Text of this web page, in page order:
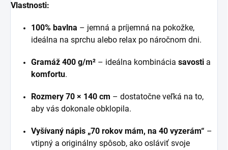
Vlastnosti:
100% bavlna – jemná a príjemná na pokožke,
ideálna na sprchu alebo relax po náročnom dni.
Gramáž 400 g/m² – ideálna kombinácia savosti a
komfortu.
Rozmery 70 × 140 cm – dostatočne veľká na to,
aby vás dokonale obklopila.
Vyšívaný nápis „70 rokov mám, na 40 vyzerám“ –
vtipný a originálny spôsob, ako osláviť svoje